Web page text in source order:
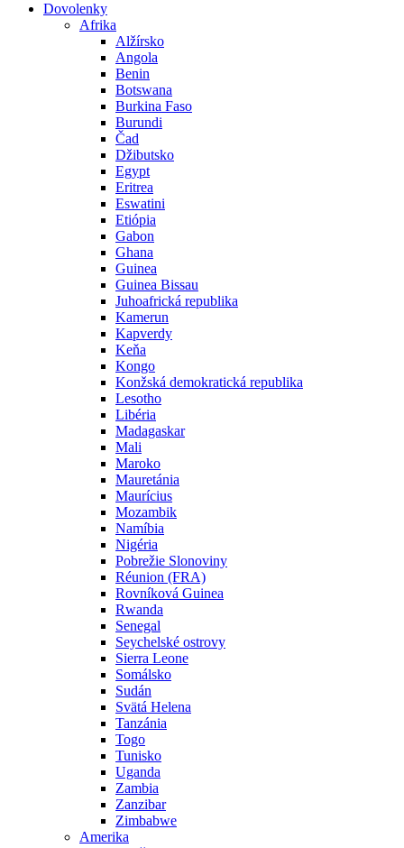
Dovolenky
Afrika
Alžírsko
Angola
Benin
Botswana
Burkina Faso
Burundi
Čad
Džibutsko
Egypt
Eritrea
Eswatini
Etiópia
Gabon
Ghana
Guinea
Guinea Bissau
Juhoafrická republika
Kamerun
Kapverdy
Keňa
Kongo
Konžská demokratická republika
Lesotho
Libéria
Madagaskar
Mali
Maroko
Mauretánia
Maurícius
Mozambik
Namíbia
Nigéria
Pobrežie Slonoviny
Réunion (FRA)
Rovníková Guinea
Rwanda
Senegal
Seychelské ostrovy
Sierra Leone
Somálsko
Sudán
Svätá Helena
Tanzánia
Togo
Tunisko
Uganda
Zambia
Zanzibar
Zimbabwe
Amerika